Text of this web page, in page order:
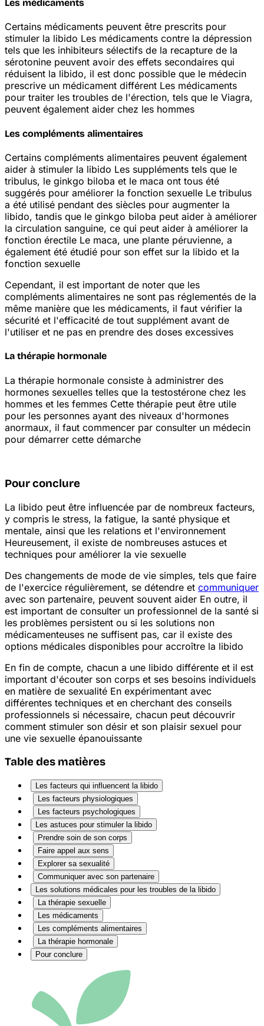
Les médicaments
Certains médicaments peuvent être prescrits pour
stimuler la libido Les médicaments contre la dépression
tels que les inhibiteurs sélectifs de la recapture de la
sérotonine peuvent avoir des effets secondaires qui
réduisent la libido, il est donc possible que le médecin
prescrive un médicament différent Les médicaments
pour traiter les troubles de l'érection, tels que le Viagra,
peuvent également aider chez les hommes
Les compléments alimentaires
Certains compléments alimentaires peuvent également
aider à stimuler la libido Les suppléments tels que le
tribulus, le ginkgo biloba et le maca ont tous été
suggérés pour améliorer la fonction sexuelle Le tribulus
a été utilisé pendant des siècles pour augmenter la
libido, tandis que le ginkgo biloba peut aider à améliorer
la circulation sanguine, ce qui peut aider à améliorer la
fonction érectile Le maca, une plante péruvienne, a
également été étudié pour son effet sur la libido et la
fonction sexuelle
Cependant, il est important de noter que les
compléments alimentaires ne sont pas réglementés de la
même manière que les médicaments, il faut vérifier la
sécurité et l'efficacité de tout supplément avant de
l'utiliser et ne pas en prendre des doses excessives
La thérapie hormonale
La thérapie hormonale consiste à administrer des
hormones sexuelles telles que la testostérone chez les
hommes et les femmes Cette thérapie peut être utile
pour les personnes ayant des niveaux d'hormones
anormaux, il faut commencer par consulter un médecin
pour démarrer cette démarche
Pour conclure
La libido peut être influencée par de nombreux facteurs,
y compris le stress, la fatigue, la santé physique et
mentale, ainsi que les relations et l'environnement
Heureusement, il existe de nombreuses astuces et
techniques pour améliorer la vie sexuelle
Des changements de mode de vie simples, tels que faire
de l'exercice régulièrement, se détendre et communiquer
avec son partenaire, peuvent souvent aider En outre, il
est important de consulter un professionnel de la santé si
les problèmes persistent ou si les solutions non
médicamenteuses ne suffisent pas, car il existe des
options médicales disponibles pour accroître la libido
En fin de compte, chacun a une libido différente et il est
important d'écouter son corps et ses besoins individuels
en matière de sexualité En expérimentant avec
différentes techniques et en cherchant des conseils
professionnels si nécessaire, chacun peut découvrir
comment stimuler son désir et son plaisir sexuel pour
une vie sexuelle épanouissante
Table des matières
Les facteurs qui influencent la libido
Les facteurs physiologiques
Les facteurs psychologiques
Les astuces pour stimuler la libido
Prendre soin de son corps
Faire appel aux sens
Explorer sa sexualité
Communiquer avec son partenaire
Les solutions médicales pour les troubles de la libido
La thérapie sexuelle
Les médicaments
Les compléments alimentaires
La thérapie hormonale
Pour conclure